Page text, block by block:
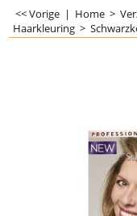
<< Vorige | Home >
Haarkleuring >